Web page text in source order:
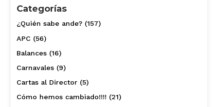
Categorías
¿Quién sabe ande?(157)
APC(56)
Balances(16)
Carnavales(9)
Cartas al Director(5)
Cómo hemos cambiado!!!! (21)